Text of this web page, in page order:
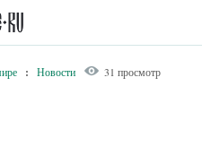
: Новости 31 просмотр